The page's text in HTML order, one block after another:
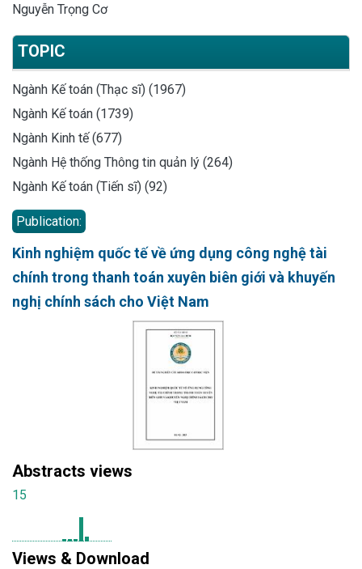
Nguyễn Trọng Cơ
TOPIC
Ngành Kế toán (Thạc sĩ) (1967)
Ngành Kế toán (1739)
Ngành Kinh tế (677)
Ngành Hệ thống Thông tin quản lý (264)
Ngành Kế toán (Tiến sĩ) (92)
Publication:
Kinh nghiệm quốc tế về ứng dụng công nghệ tài
chính trong thanh toán xuyên biên giới và khuyến
nghị chính sách cho Việt Nam
Abstracts views
15
Views & Download